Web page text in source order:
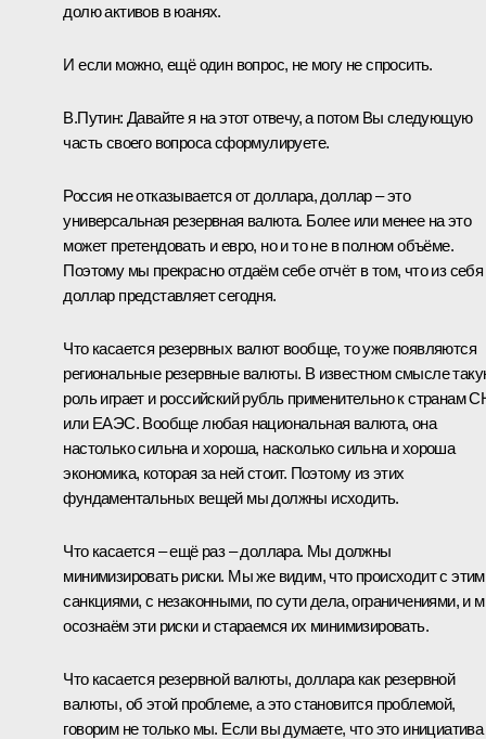
долю активов в юанях.
И если можно, ещё один вопрос, не могу не спросить.
В.Путин: Давайте я на этот отвечу, а потом Вы следующую
часть своего вопроса сформулируете.
Россия не отказывается от доллара, доллар – это
универсальная резервная валюта. Более или менее на это
может претендовать и евро, но и то не в полном объёме.
Поэтому мы прекрасно отдаём себе отчёт в том, что из себя
доллар представляет сегодня.
Что касается резервных валют вообще, то уже появляются
региональные резервные валюты. В известном смысле
роль играет и российский рубль применительно к странам
или ЕАЭС. Вообще любая национальная валюта, она
настолько сильна и хороша, насколько сильна и хороша
экономика, которая за ней стоит. Поэтому из этих
фундаментальных вещей мы должны исходить.
Что касается – ещё раз – доллара. Мы должны
минимизировать риски. Мы же видим, что происходит с
санкциями, с незаконными, по сути дела, ограничениями, и
осознаём эти риски и стараемся их минимизировать.
Что касается резервной валюты, доллара как резервной
валюты, об этой проблеме, а это становится проблемой,
говорим не только мы. Если вы думаете, что это инициатива